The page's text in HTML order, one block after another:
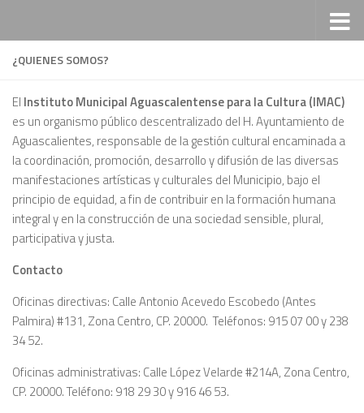
¿QUIENES SOMOS?
El Instituto Municipal Aguascalentense para la Cultura (IMAC)
es un organismo público descentralizado del H. Ayuntamiento de
Aguascalientes, responsable de la gestión cultural encaminada a
la coordinación, promoción, desarrollo y difusión de las diversas
manifestaciones artísticas y culturales del Municipio, bajo el
principio de equidad, a fin de contribuir en la formación humana
integral y en la construcción de una sociedad sensible, plural,
participativa y justa.
Contacto
Oficinas directivas: Calle Antonio Acevedo Escobedo (Antes
Palmira) #131, Zona Centro, CP. 20000. Teléfonos: 915 07 00 y 238
34 52.
Oficinas administrativas: Calle López Velarde #214A, Zona Centro,
CP. 20000. Teléfono: 918 29 30 y 916 46 53.